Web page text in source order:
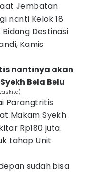
Jembatan
nanti Kelok 18
Bidang Destinasi
Kamis
nantinya akan
Bela Belu
Parangtritis
Makam Syekh
Rp180 juta.
tahap Unit
sudah bisa